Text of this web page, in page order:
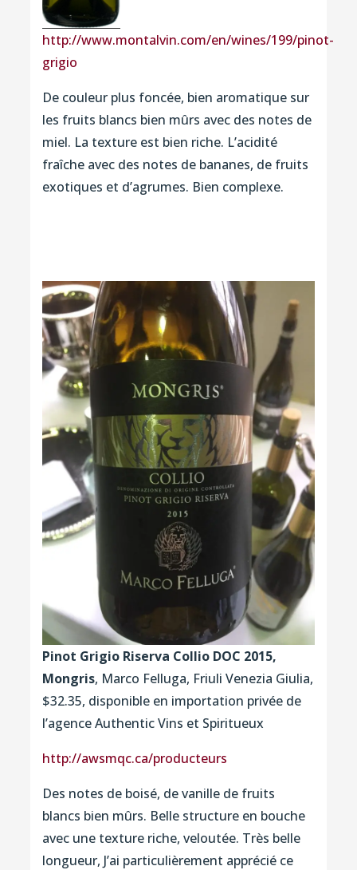
http://www.montalvin.com/en/wines/199/pinot-
grigio
De couleur plus foncée, bien aromatique sur
les fruits blancs bien mûrs avec des notes de
miel. La texture est bien riche. L’acidité
fraîche avec des notes de bananes, de fruits
exotiques et d’agrumes. Bien complexe.
Pinot Grigio Riserva Collio DOC 2015,
Mongris, Marco Felluga, Friuli Venezia Giulia,
$32.35, disponible en importation privée de
l’agence Authentic Vins et Spiritueux
http://awsmqc.ca/producteurs
Des notes de boisé, de vanille de fruits
blancs bien mûrs. Belle structure en bouche
avec une texture riche, veloutée. Très belle
longueur, J’ai particulièrement apprécié ce